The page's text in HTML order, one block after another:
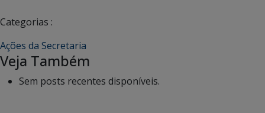
Categorias :
Ações da Secretaria
Veja Também
Sem posts recentes disponíveis.